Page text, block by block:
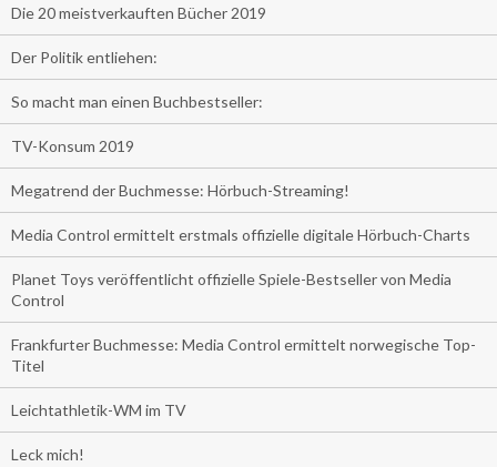
Die 20 meistverkauften Bücher 2019
Der Politik entliehen:
So macht man einen Buchbestseller:
TV-Konsum 2019
Megatrend der Buchmesse: Hörbuch-Streaming!
Media Control ermittelt erstmals offizielle digitale Hörbuch-Charts
Planet Toys veröffentlicht offizielle Spiele-Bestseller von Media
Control
Frankfurter Buchmesse: Media Control ermittelt norwegische Top-
Titel
Leichtathletik-WM im TV
Leck mich!